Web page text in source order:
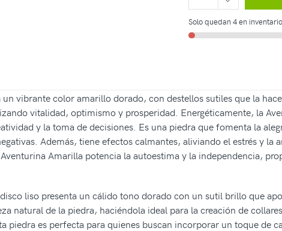
Solo quedan 4 en
vibrante color amarillo dorado, con destellos sutiles que la
vitalidad, optimismo y prosperidad. Energéticamente, la
y la toma de decisiones. Es una piedra que fomenta la
Además, tiene efectos calmantes, aliviando el estrés y
Amarilla potencia la autoestima y la independencia,
liso presenta un cálido tono dorado con un sutil brillo que
natural de la piedra, haciéndola ideal para la creación de
piedra es perfecta para quienes buscan incorporar un toque de